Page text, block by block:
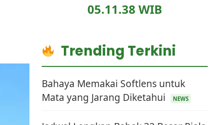
05.11.40 WIB
Trending Terkini
Bahaya Memakai Softlens untuk
Mata yang Jarang Diketahui
NEWS